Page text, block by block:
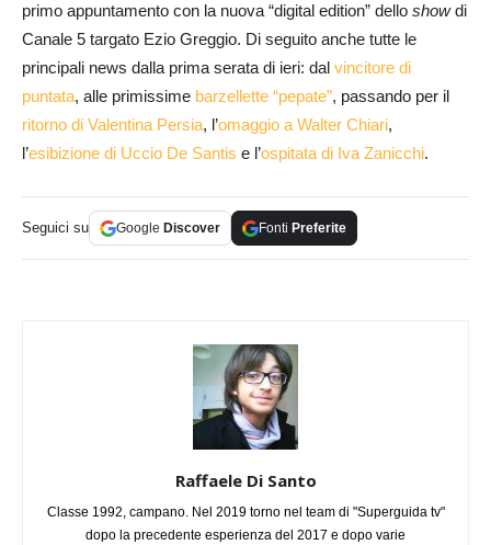
primo appuntamento con la nuova “digital edition” dello showdi
Canale 5 targato Ezio Greggio. Di seguito anche tutte le
principali news dalla prima serata di ieri: dal vincitore di
puntata, alle primissime barzellette “pepate”, passando per il
ritorno di Valentina Persia, l’omaggio a Walter Chiari,
l’esibizione di Uccio De Santis e l’ospitata di Iva Zanicchi.
Seguici su Google Discover Fonti Preferite
Raffaele Di Santo
Classe 1992, campano. Nel 2019 torno nel team di "Superguida tv"
dopo la precedente esperienza del 2017 e dopo varie